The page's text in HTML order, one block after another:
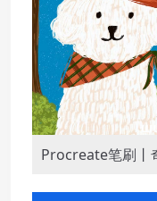
Procreate笔刷丨